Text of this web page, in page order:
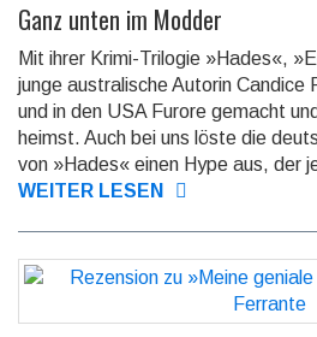
Ganz unten im Modder
Mit ihrer Krimi-Trilogie »Hades«,
junge australische Autorin Candice
und in den USA Furore gemacht
heimst. Auch bei uns löste die
von »Hades« einen Hype aus, der
WEITER LESEN